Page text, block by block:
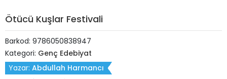
Ötücü Kuşlar Festivali
Barkod: 9786050838947
Kategori: Genç Edebiyat
Yazar: Abdullah Harmancı